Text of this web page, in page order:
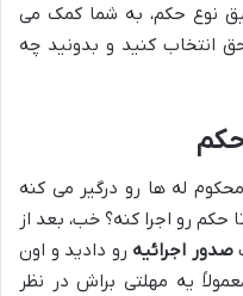
نوع حکم، به شما کمک می
انتخاب کنید و بدونید چه
له ها رو درگیر می کنه
حکم رو اجرا کنه؟ خب، بعد از
صدور اجرائیه رو دادید و اون
یه مهلتی براش در نظر